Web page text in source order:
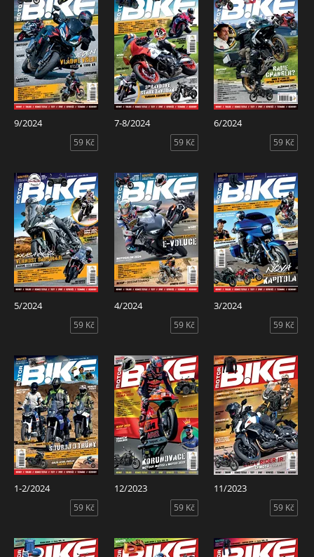
9/2024
59 Kč
7-8/2024
59 Kč
6/2024
59 Kč
5/2024
59 Kč
4/2024
59 Kč
3/2024
59 Kč
1-2/2024
59 Kč
12/2023
59 Kč
11/2023
59 Kč